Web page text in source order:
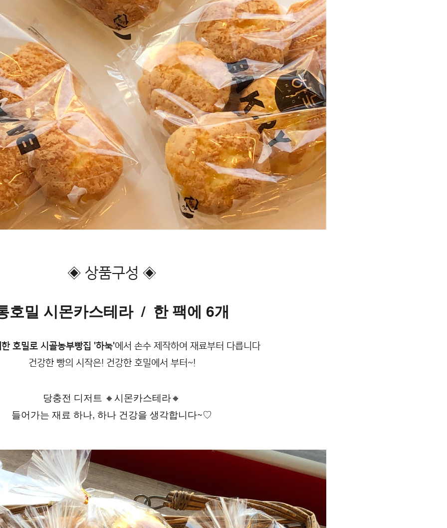
◈ 상품구성 ◈
호밀 시몬카스테라  /  한 팩에 6개
호밀로 시골농부빵집 '하눅'에서 손수 제작하여 재료부터 다릅니다
건강한 빵의 시작은! 건강한 호밀에서 부터~!
당충전 디저트 🔸️시몬카스테라🔸️
들어가는 재료 하나, 하나 건강을 생각합니다~♡